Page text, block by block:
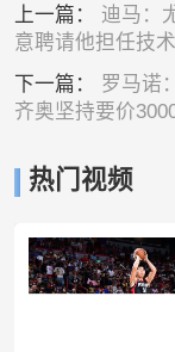
上一篇： 迪马：
意聘请他担任技
下一篇： 罗马诺
齐奥坚持要价
热门视频